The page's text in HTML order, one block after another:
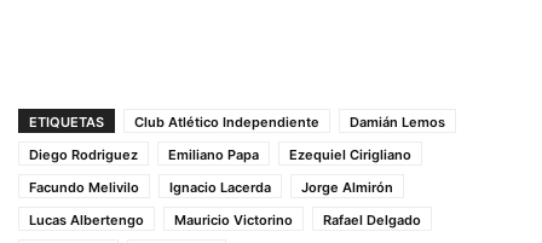
ETIQUETAS Club Atlético Independiente
Damián Lemos
Diego Rodriguez
Emiliano Papa
Ezequiel Cirigliano
Facundo Melivilo
Ignacio Lacerda
Jorge Almirón
Lucas Albertengo
Mauricio Victorino
Rafael Delgado